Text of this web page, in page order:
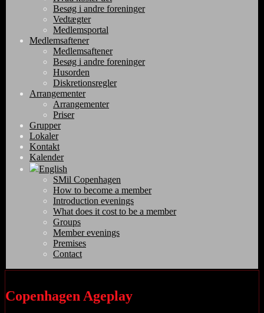
Besøg i andre foreninger
Vedtægter
Medlemsportal
Medlemsaftener
Medlemsaftener
Besøg i andre foreninger
Husorden
Diskretionsregler
Arrangementer
Arrangementer
Priser
Grupper
Lokaler
Kontakt
Kalender
English
SMil Copenhagen
How to become a member
Introduction evenings
What does it cost to be a member
Groups
Member evenings
Premises
Contact
Copenhagen Ageplay